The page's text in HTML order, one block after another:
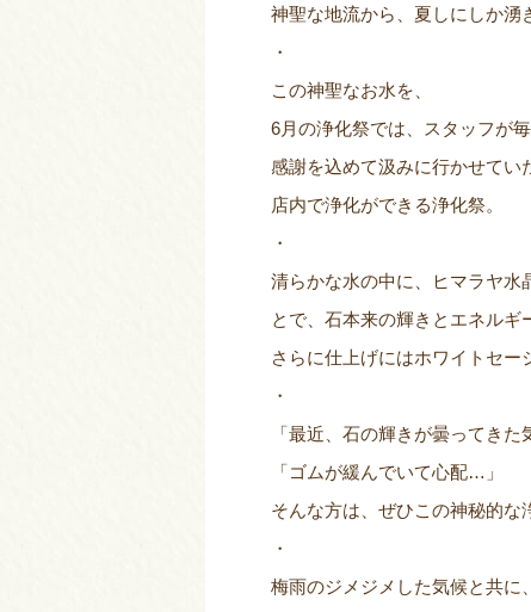
神聖な地流から、夏しにしか湧
・
この神聖なお水を、
6月の浄化祭では、スタッフが
感謝を込めて汲みに行かせてい
店内で浄化ができる浄化祭。
・
清らかな水の中に、ヒマラヤ水
とで、石本来の輝きとエネルギ
さらに仕上げにはホワイトセー
・
「最近、石の輝きが曇ってきた
「ゴムが緩んでいて心配…」
そんな方は、ぜひこの神秘的な
・
梅雨のジメジメした気候と共に